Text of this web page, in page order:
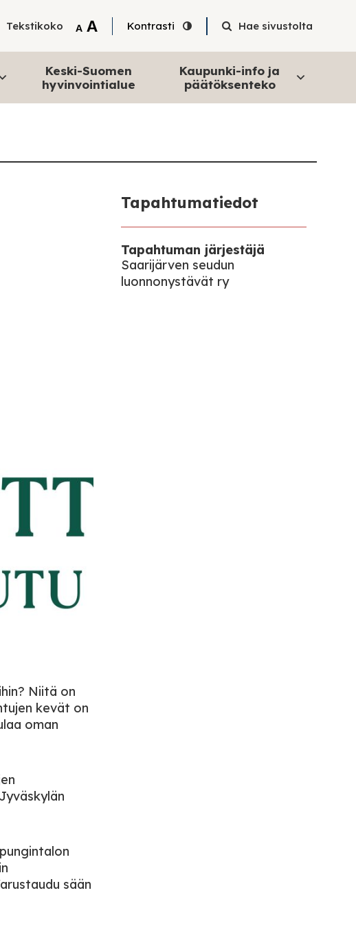
Tekstikoko A Tekstin pienentäminen
A Tekstin suurentaminen
Kontrasti Hae sivustolta
Keski-Suomen
hyvinvointialue
Kaupunki-info ja
päätöksenteko
Niitä on
kevät on
oman
sään
Tapahtumatiedot
Tapahtuman järjestäjä
Saarijärven seudun
luonnonystävät ry